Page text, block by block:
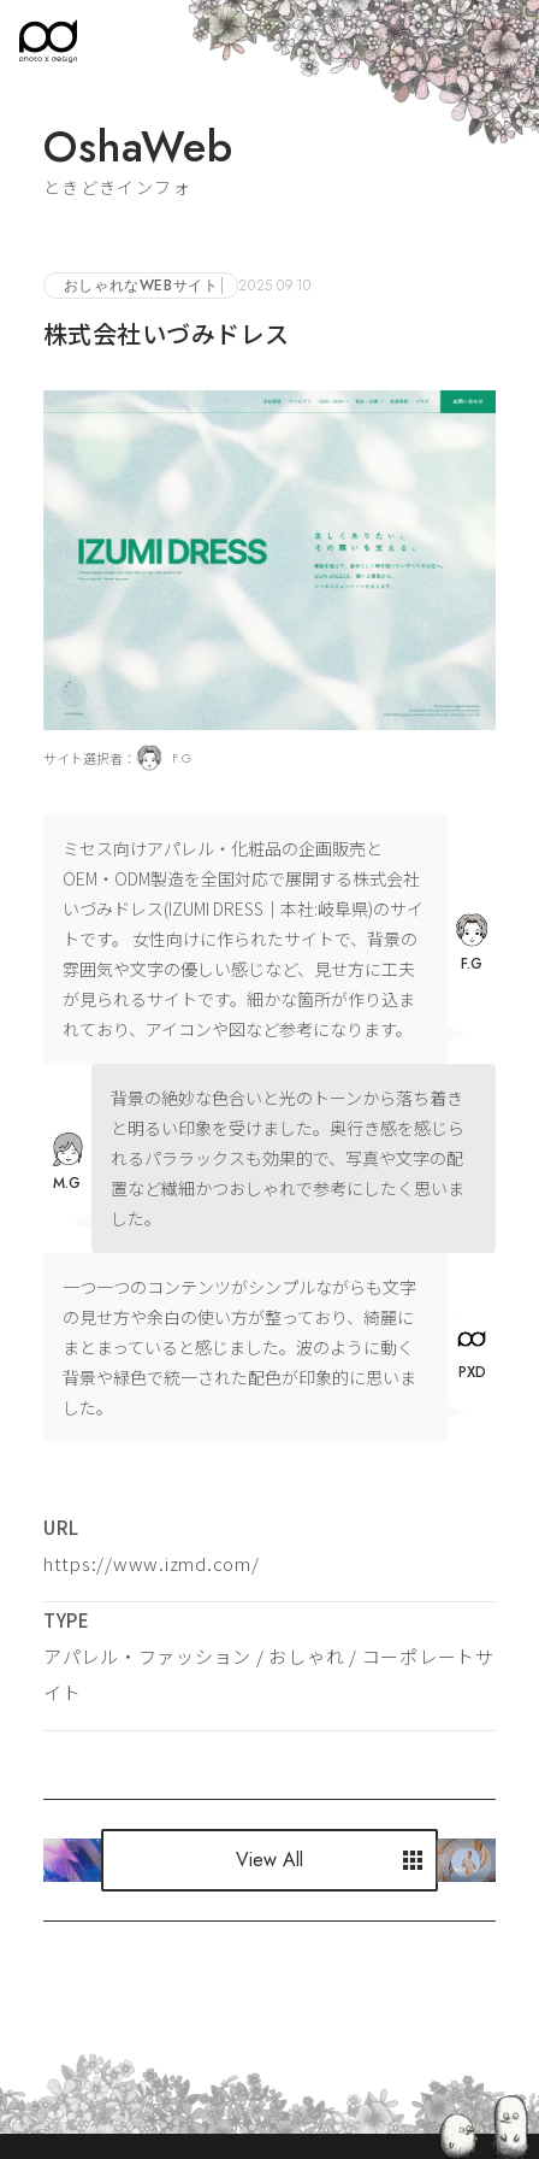
OshaWeb
ときどきインフォ
おしゃれなWEBサイト 2025.09.10
株式会社いづみドレス
サイト選択者： F.G
ミセス向けアパレル・化粧品の企画販売と
OEM・ODM製造を全国対応で展開する株式会社
いづみドレス(IZUMI DRESS｜本社:岐阜県)のサイ
トです。 女性向けに作られたサイトで、背景の
雰囲気や文字の優しい感じなど、見せ方に工夫
が見られるサイトです。細かな箇所が作り込ま
れており、アイコンや図など参考になります。
F.G
背景の絶妙な色合いと光のトーンから落ち着き
と明るい印象を受けました。奥行き感を感じら
れるパララックスも効果的で、写真や文字の配
置など繊細かつおしゃれで参考にしたく思いま
した。
M.G
一つ一つのコンテンツがシンプルながらも文字
の見せ方や余白の使い方が整っており、綺麗に
まとまっていると感じました。波のように動く
背景や緑色で統一された配色が印象的に思いま
した。
PXD
URL
https://www.izmd.com/
TYPE
アパレル・ファッション / おしゃれ / コーポレートサ
イト
View All
View All